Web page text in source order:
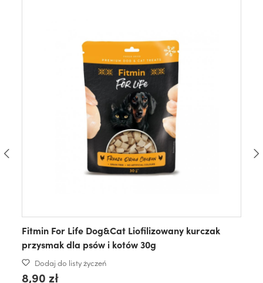
Fitmin For Life Dog&Cat Liofilizowany kurczak
przysmak dla psów i kotów 30g
Dodaj do listy życzeń
8,90 zł